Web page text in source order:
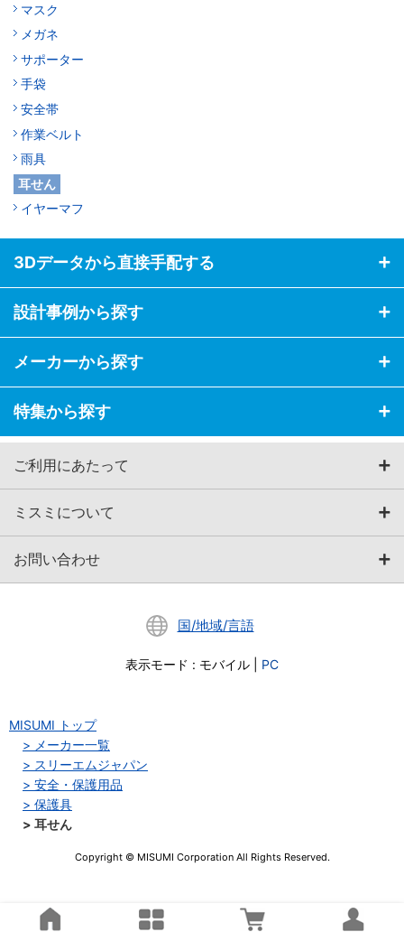
マスク
メガネ
サポーター
手袋
安全帯
作業ベルト
雨具
耳せん
イヤーマフ
3Dデータから直接手配する
設計事例から探す
メーカーから探す
特集から探す
ご利用にあたって
ミスミについて
お問い合わせ
国/地域/言語
表示モード : モバイル PC
MISUMI トップ
メーカー一覧
スリーエムジャパン
安全・保護用品
保護具
耳せん
Copyright © MISUMI Corporation All Rights Reserved.